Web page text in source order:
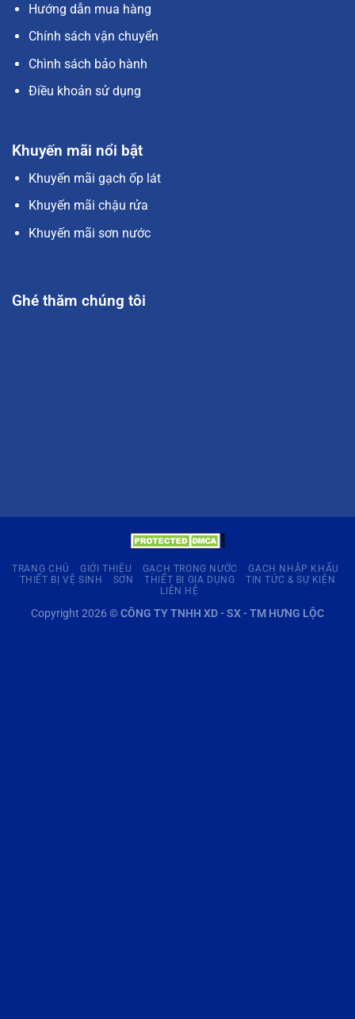
Hướng dẫn mua hàng
Chính sách vận chuyển
Chình sách bảo hành
Điều khoản sử dụng
Khuyến mãi nổi bật
Khuyến mãi gạch ốp lát
Khuyến mãi chậu rửa
Khuyến mãi sơn nước
Ghé thăm chúng tôi
TRANG CHỦ GIỚI THIỆU GẠCH TRONG NƯỚC
GẠCH NHẬP KHẨU
THIẾT BỊ VỆ SINH
SƠN THIẾT BỊ GIA DỤNG
TIN TỨC & SỰ KIỆN
LIÊN HỆ
Copyright 2026 ©CÔNG TY TNHH XD - SX - TM HƯNG LỘC